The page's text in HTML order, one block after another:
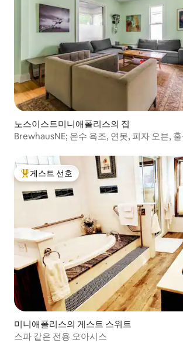
노스이스트미니애폴리스의 집
BrewhausNE; 온수 욕조, 연못, 피자 오븐,
상위 게스트 선호
게스트 선호
미니애폴리스의 게스트 스위트
스파 같은 전용 오아시스